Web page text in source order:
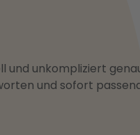
und unkompliziert
und sofort